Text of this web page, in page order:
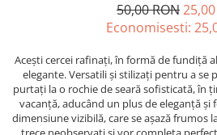
50,00 RON
Economisesti:
Acești cercei rafinați, în formă de fundiță
elegante. Versatili și stilizați pentru a se
purtați la o rochie de seară sofisticată, în
vacanță, aducând un plus de eleganță și
dimensiune vizibilă, care se așază frumos